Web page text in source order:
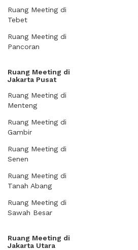
Ruang Meeting di
Tebet
Ruang Meeting di
Pancoran
Ruang Meeting di
Jakarta Pusat
Ruang Meeting di
Menteng
Ruang Meeting di
Gambir
Ruang Meeting di
Senen
Ruang Meeting di
Tanah Abang
Ruang Meeting di
Sawah Besar
Ruang Meeting di
Jakarta Utara